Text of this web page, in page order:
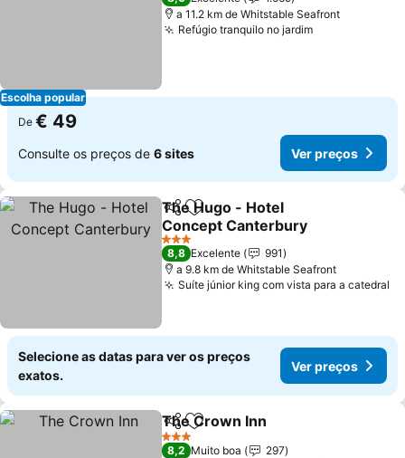
Escolha popular
a 11.2 km de Whitstable Seafront
Refúgio tranquilo no jardimVer preços
De € 49
Consulte os preços de 6 sites Ver preços
PartilharAdicionar aos favoritos
The Hugo - Hotel
Concept Canterbury
Ver preços
3 Estrelas
8,8 Excelente
991
a 9.8 km de Whitstable Seafront
Suíte júnior king com vista para a catedral
Selecione as datas para ver os preços
exatos.
Ver preços
PartilharAdicionar aos favoritos
The Crown Inn
3 Estrelas
8,2 Muito boa
297